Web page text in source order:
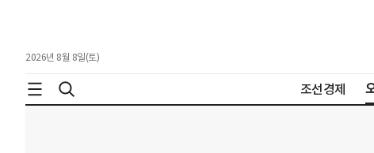
2026년 8월 8일(토)
조선경제